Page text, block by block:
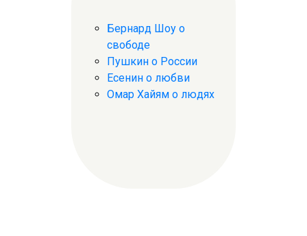
Бернард Шоу о
свободе
Пушкин о России
Есенин о любви
Омар Хайям о людях